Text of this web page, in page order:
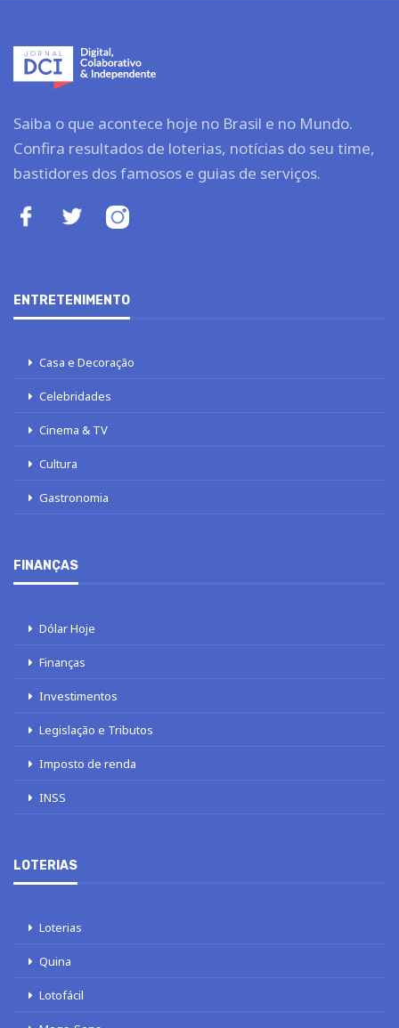
Saiba o que acontece hoje no Brasil e no Mundo.
Confira resultados de loterias, notícias do seu time,
bastidores dos famosos e guias de serviços.
ENTRETENIMENTO
Casa e Decoração
Celebridades
Cinema & TV
Cultura
Gastronomia
FINANÇAS
Dólar Hoje
Finanças
Investimentos
Legislação e Tributos
Imposto de renda
INSS
LOTERIAS
Loterias
Quina
Lotofácil